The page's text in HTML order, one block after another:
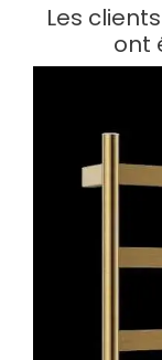
Les
ont